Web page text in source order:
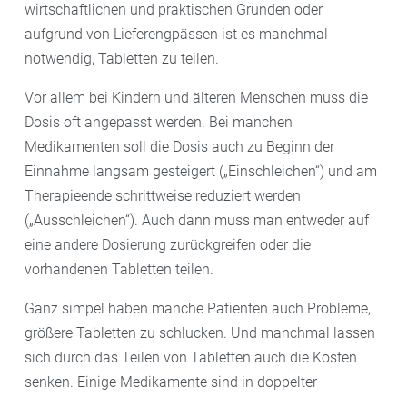
wirtschaftlichen und praktischen Gründen oder
aufgrund von Lieferengpässen ist es manchmal
notwendig, Tabletten zu teilen.
Vor allem bei Kindern und älteren Menschen muss die
Dosis oft angepasst werden. Bei manchen
Medikamenten soll die Dosis auch zu Beginn der
Einnahme langsam gesteigert („Einschleichen“) und am
Therapieende schrittweise reduziert werden
(„Ausschleichen“). Auch dann muss man entweder auf
eine andere Dosierung zurückgreifen oder die
vorhandenen Tabletten teilen.
Ganz simpel haben manche Patienten auch Probleme,
größere Tabletten zu schlucken. Und manchmal lassen
sich durch das Teilen von Tabletten auch die Kosten
senken. Einige Medikamente sind in doppelter